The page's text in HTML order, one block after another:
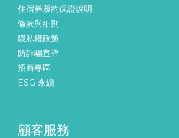
住宿券履約保證說明
條款與細則
隱私權政策
防詐騙宣導
招商專區
ESG 永續
顧客服務